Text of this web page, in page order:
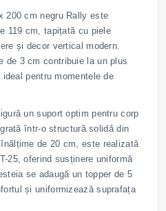
200 cm negru Rally este
119 cm, tapițată cu piele
și decor vertical modern.
de 3 cm contribuie la un plus
pentru momentele de
un suport optim pentru corp
într-o structură solidă din
de 20 cm, este realizată
25, oferind susținere uniformă
se adaugă un topper de 5
și uniformizează suprafața